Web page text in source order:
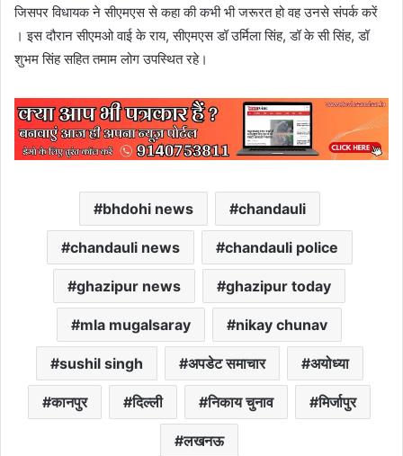
जिसपर विधायक ने सीएमएस से कहा की कभी भी जरूरत हो वह उनसे संपर्क करें
। इस दौरान सीएमओ वाई के राय, सीएमएस डॉ उर्मिला सिंह, डॉ के सी सिंह, डॉ
शुभम सिंह सहित तमाम लोग उपस्थित रहे।
bhdohi news chandauli
chandauli news chandauli police
ghazipur news ghazipur today
mla mugalsaray nikay chunav
sushil singh अपडेट समाचार अयोध्या
कानपुर दिल्ली निकाय चुनाव मिर्जापुर
लखनऊ